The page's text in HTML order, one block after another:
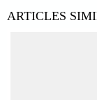
ARTICLES